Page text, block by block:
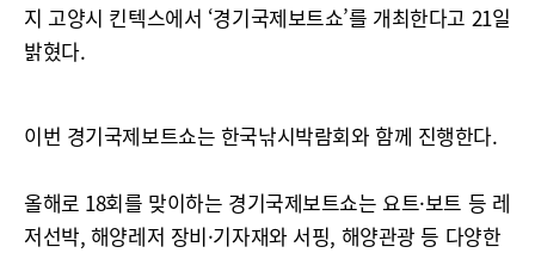
지 고양시 킨텍스에서 ‘경기국제보트쇼’를 개최한다고 21일
밝혔다.
이번 경기국제보트쇼는 한국낚시박람회와 함께 진행한다.
올해로 18회를 맞이하는 경기국제보트쇼는 요트·보트 등 레
저선박, 해양레저 장비·기자재와 서핑, 해양관광 등 다양한